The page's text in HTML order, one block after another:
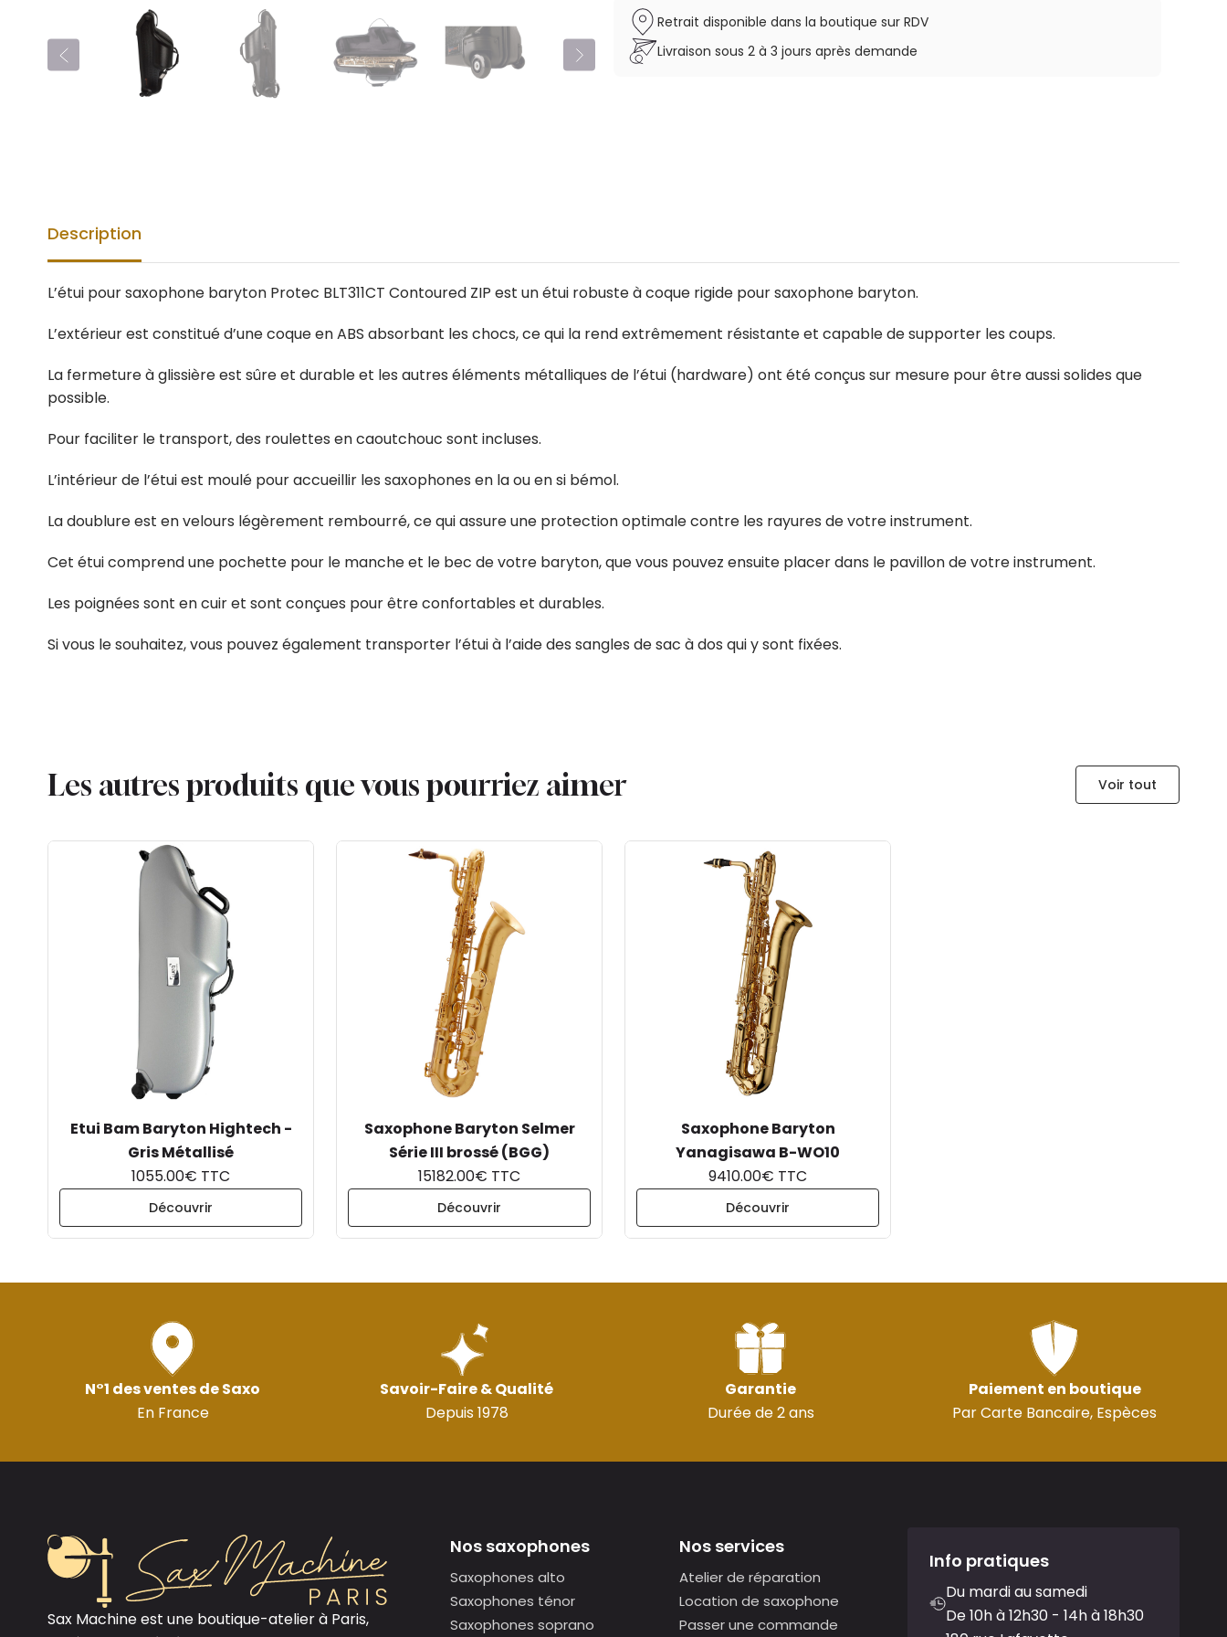
Retrait disponible dans la boutique sur RDV
Livraison sous 2 à 3 jours après demande
Description
L’étui pour saxophone baryton Protec BLT311CT Contoured ZIP est un étui robuste à coque rigide pour saxophone baryton.
L’extérieur est constitué d’une coque en ABS absorbant les chocs, ce qui la rend extrêmement résistante et capable de supporter les coups.
La fermeture à glissière est sûre et durable et les autres éléments métalliques de l’étui (hardware) ont été conçus sur mesure pour être aussi solides que
possible.
Pour faciliter le transport, des roulettes en caoutchouc sont incluses.
L’intérieur de l’étui est moulé pour accueillir les saxophones en la ou en si bémol.
La doublure est en velours légèrement rembourré, ce qui assure une protection optimale contre les rayures de votre instrument.
Cet étui comprend une pochette pour le manche et le bec de votre baryton, que vous pouvez ensuite placer dans le pavillon de votre instrument.
Les poignées sont en cuir et sont conçues pour être confortables et durables.
Si vous le souhaitez, vous pouvez également transporter l’étui à l’aide des sangles de sac à dos qui y sont fixées.
Les autres produits que vous pourriez aimer Voir tout
Etui Bam Baryton Hightech -
Gris Métallisé
1055.00€ TTC
Découvrir
Saxophone Baryton Selmer
Série III brossé (BGG)
15182.00€ TTC
Découvrir
Saxophone Baryton
Yanagisawa B-WO10
9410.00€ TTC
Découvrir
N°1 des ventes de Saxo
En France
Savoir-Faire & Qualité
Depuis 1978
Garantie
Durée de 2 ans
Paiement en boutique
Par Carte Bancaire, Espèces
Sax Machine est une boutique-atelier à Paris,
Nos saxophones
Saxophones alto
Saxophones ténor
Saxophones soprano
Nos services
Atelier de réparation
Location de saxophone
Passer une commande
Info pratiques
Du mardi au samedi
De 10h à 12h30 - 14h à 18h30